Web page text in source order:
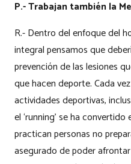
P.- Trabajan también la
R.- Dentro del enfoque del
integral pensamos que
prevención de las lesiones
que hacen deporte. Cada
actividades deportivas,
el ‘running’ se ha
practican personas no
asegurado de poder